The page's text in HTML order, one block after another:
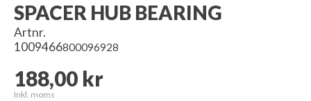
SPACER HUB BEARING
Artnr.
1009466800096928
188,00 kr
Inkl. moms